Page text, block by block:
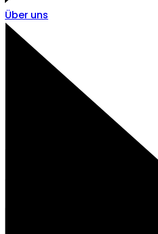
Über uns